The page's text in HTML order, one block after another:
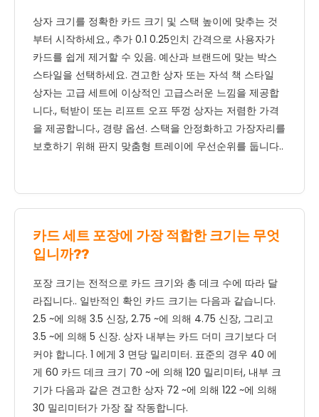
상자 크기를 정확한 카드 크기 및 스택 높이에 맞추는 것
부터 시작하세요., 추가 0.1 0.25인치 간격으로 사용자가
카드를 쉽게 제거할 수 있음. 예산과 브랜드에 맞는 박스
스타일을 선택하세요. 견고한 상자 또는 자석 책 스타일
상자는 고급 세트에 이상적인 고급스러운 느낌을 제공합
니다., 턱받이 또는 리프트 오프 뚜껑 상자는 저렴한 가격
을 제공합니다., 경량 옵션. 스택을 안정화하고 가장자리를
보호하기 위해 판지 맞춤형 트레이에 우선순위를 둡니다..
카드 세트 포장에 가장 적합한 크기는 무엇
입니까??
포장 크기는 전적으로 카드 크기와 총 데크 수에 따라 달
라집니다.. 일반적인 확인 카드 크기는 다음과 같습니다.
2.5 ~에 의해 3.5 신장, 2.75 ~에 의해 4.75 신장, 그리고
3.5 ~에 의해 5 신장. 상자 내부는 카드 더미 크기보다 더
커야 합니다. 1 에게 3 면당 밀리미터. 표준의 경우 40 에
게 60 카드 데크 크기 70 ~에 의해 120 밀리미터, 내부 크
기가 다음과 같은 견고한 상자 72 ~에 의해 122 ~에 의해
30 밀리미터가 가장 잘 작동합니다.